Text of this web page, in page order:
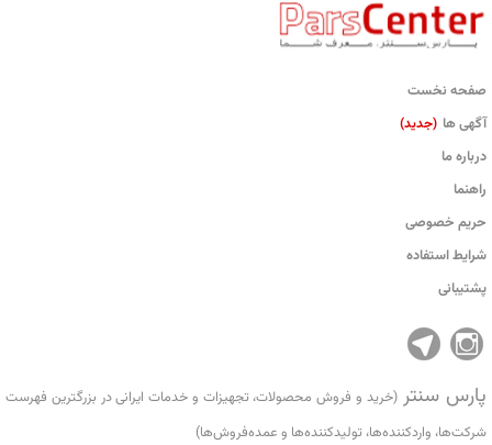
صفحه نخست
آگهی ها (جدید)
درباره ما
راهنما
حریم خصوصی
شرایط استفاده
پشتیبانی
پارس سنتر(خرید و فروش محصولات، تجهیزات و خدمات ایرانی در بزرگترین فهرست
شرکت‌ها، واردکننده‌ها، تولید‌کننده‌ها و عمده‌فروش‌ها)